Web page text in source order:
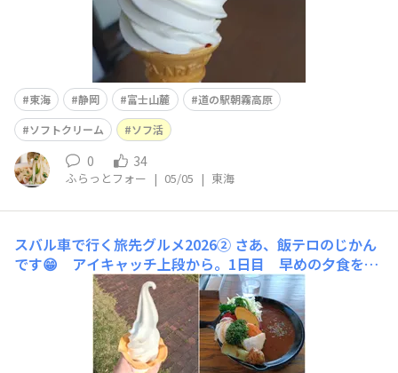
東海 静岡 富士山麓
道の駅朝霧高原
ソフトクリーム
ソフ活
0 34
ふらっとフォー | 05/05 | 東海
スバル車で行く旅先グルメ2026② さあ、飯テロのじかん
です😁 アイキャッチ上段から。1日目 早めの夕食を埼
玉県内の「道の駅はなぞの」で。ソフトクリームとカレー
は、やっぱり外せませんね(ほうとう完食から、まだ３時
間ちょっと😅)彩りのよい、地の野菜１０種カレー、なか
なかグットでした😋生乳ソフトクリーム🍦地のもの野菜1
0種カレー🍛😋関越道